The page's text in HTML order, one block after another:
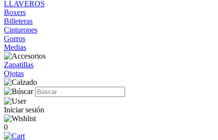
LLAVEROS
Boxers
Billeteras
Cinturones
Gorros
Medias
Zapatillas
Ojotas
Iniciar sesión
0